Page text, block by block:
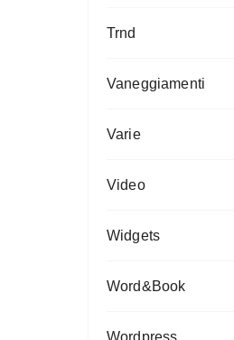
Trnd
Vaneggiamenti
Varie
Video
Widgets
Word&Book
Wordpress